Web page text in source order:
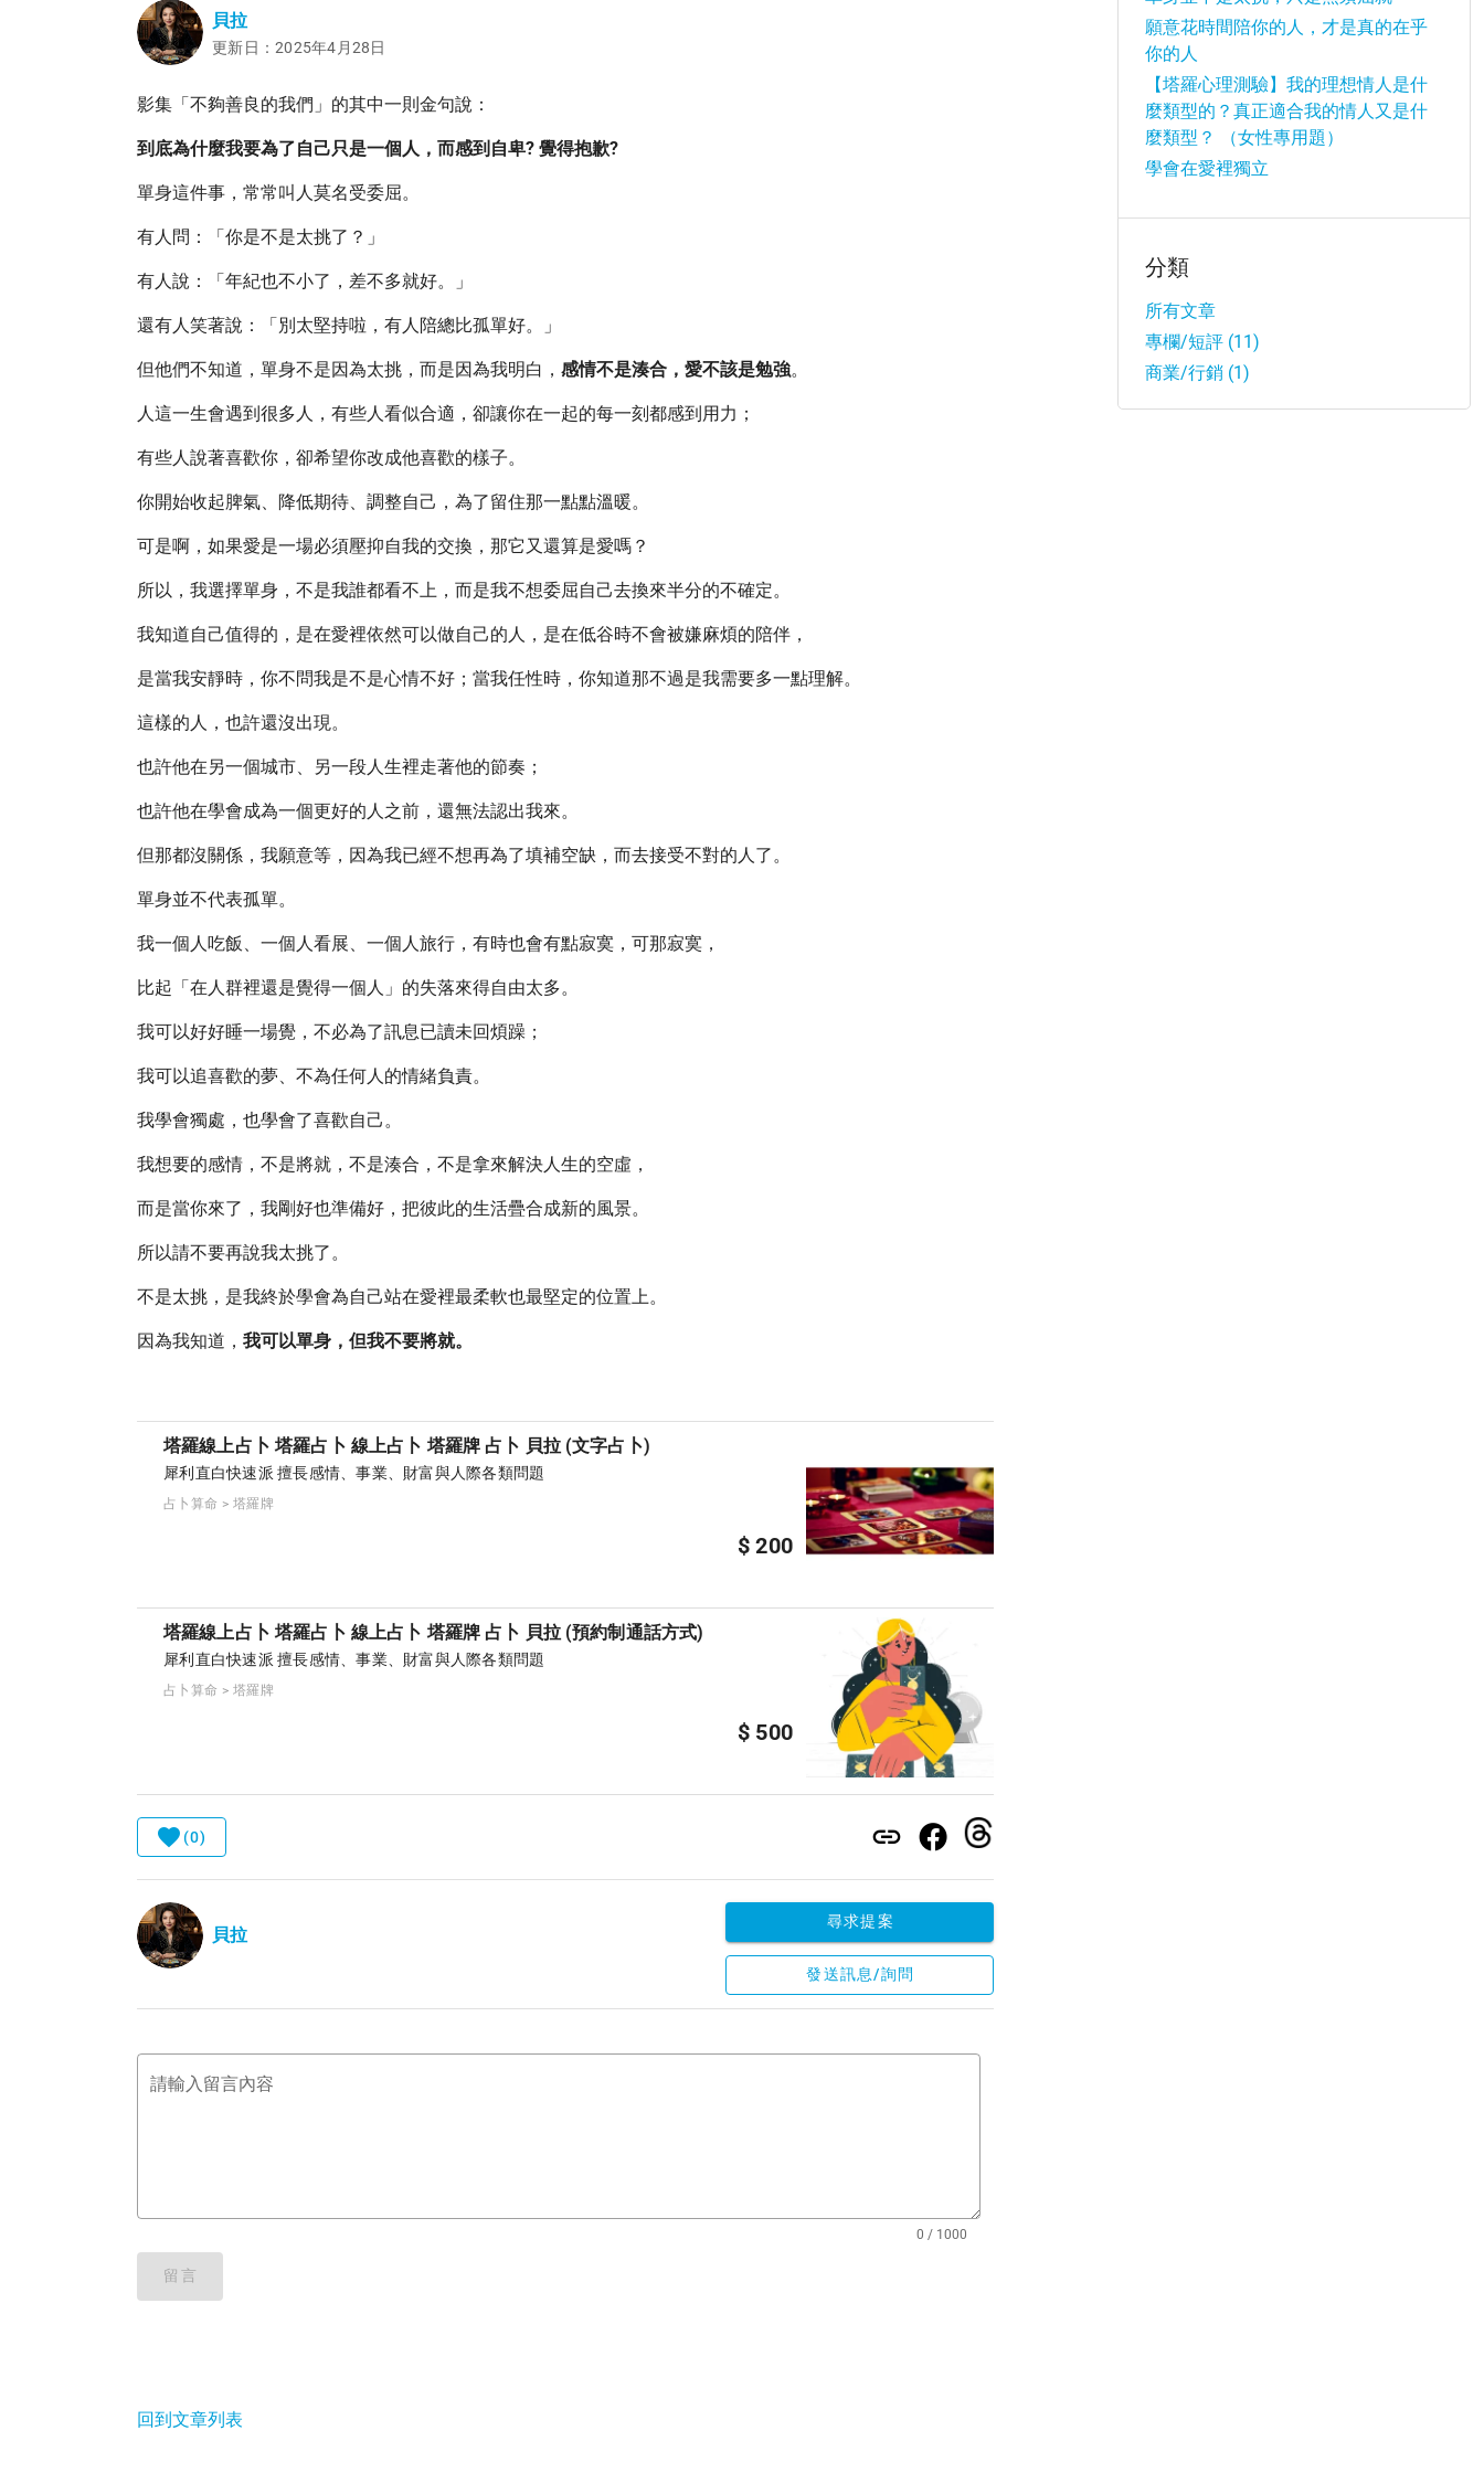
貝拉
更新日：2025年4月28日
影集「不夠善良的我們」的其中一則金句說：
到底為什麼我要為了自己只是一個人，而感到自卑? 覺得抱歉?
單身這件事，常常叫人莫名受委屈。
有人問：「你是不是太挑了？」
有人說：「年紀也不小了，差不多就好。」
還有人笑著說：「別太堅持啦，有人陪總比孤單好。」
但他們不知道，單身不是因為太挑，而是因為我明白， 感情不是湊合，愛不該是勉強。
人這一生會遇到很多人，有些人看似合適，卻讓你在一起的每一刻都感到用力；
有些人說著喜歡你，卻希望你改成他喜歡的樣子。
你開始收起脾氣、降低期待、調整自己，為了留住那一點點溫暖。
可是啊，如果愛是一場必須壓抑自我的交換，那它又還算是愛嗎？
所以，我選擇單身，不是我誰都看不上，而是我不想委屈自己去換來半分的不確定。
我知道自己值得的，是在愛裡依然可以做自己的人，是在低谷時不會被嫌麻煩的陪伴，
是當我安靜時，你不問我是不是心情不好；當我任性時，你知道那不過是我需要多一點理解。
這樣的人，也許還沒出現。
也許他在另一個城市、另一段人生裡走著他的節奏；
也許他在學會成為一個更好的人之前，還無法認出我來。
但那都沒關係，我願意等，因為我已經不想再為了填補空缺，而去接受不對的人了。
單身並不代表孤單。
我一個人吃飯、一個人看展、一個人旅行，有時也會有點寂寞，可那寂寞，
比起「在人群裡還是覺得一個人」的失落來得自由太多。
我可以好好睡一場覺，不必為了訊息已讀未回煩躁；
我可以追喜歡的夢、不為任何人的情緒負責。
我學會獨處，也學會了喜歡自己。
我想要的感情，不是將就，不是湊合，不是拿來解決人生的空虛，
而是當你來了，我剛好也準備好，把彼此的生活疊合成新的風景。
所以請不要再說我太挑了。
不是太挑，是我終於學會為自己站在愛裡最柔軟也最堅定的位置上。
因為我知道， 我可以單身，但我不要將就。
塔羅線上占卜 塔羅占卜 線上占卜 塔羅牌 占卜 貝拉 (文字占卜)
犀利直白快速派 擅長感情、事業、財富與人際各類問題
占卜算命 > 塔羅牌
$ 200
塔羅線上占卜 塔羅占卜 線上占卜 塔羅牌 占卜 貝拉 (預約制通話方式)
犀利直白快速派 擅長感情、事業、財富與人際各類問題
占卜算命 > 塔羅牌
$ 500
(0)
貝拉
尋求提案
發送訊息/詢問
請輸入留言內容
0 / 1000
留言
回到文章列表
願意花時間陪你的人，才是真的在乎
你的人
【塔羅心理測驗】我的理想情人是什
麼類型的？真正適合我的情人又是什
麼類型？ （女性專用題）
學會在愛裡獨立
分類
所有文章
專欄/短評 (11)
商業/行銷 (1)